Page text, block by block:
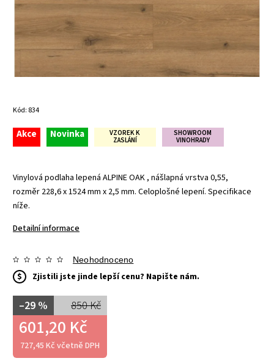
Kód: 834
Akce Novinka
VZOREK K
ZASLÁNÍ
SHOWROOM
VINOHRADY
Vinylová podlaha lepená ALPINE OAK , nášlapná vrstva 0,55,
rozměr 228,6 x 1524 mm x 2,5 mm. Celoplošné lepení. Specifikace
níže.
Detailní informace
Neohodnoceno
850 Kč
–29 %
601,20 Kč
727,45 Kč včetně DPH
$ Zjistili jste jinde lepší cenu? Napište nám.